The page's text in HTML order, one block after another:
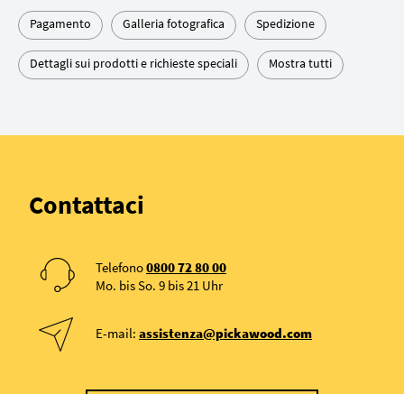
Pagamento Galleria fotografica Spedizione
Dettagli sui prodotti e richieste speciali Mostra tutti
Contattaci
Telefono0800 72 80 00
Mo. bis So. 9 bis 21 Uhr
E-mail: assistenza@pickawood.com